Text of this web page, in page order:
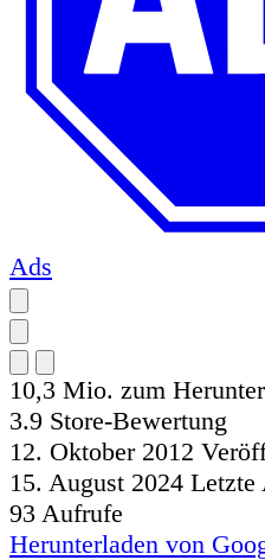
Ads
10,3 Mio. zum
3.9 Store-Bewertung
12. Oktober 2012
15. August 2024 Letzte
93 Aufrufe
Herunterladen von